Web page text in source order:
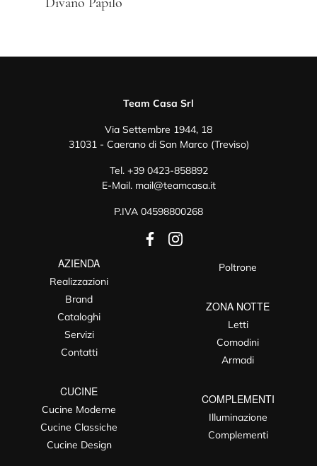
Team Casa Srl
Via Settembre 1944, 18
31031 - Caerano di San Marco (Treviso)
Tel. +39 0423-858892
E-Mail. mail@teamcasa.it
P.IVA 04598800268
AZIENDA
Realizzazioni
Brand
Cataloghi
Servizi
Contatti
CUCINE
Cucine Moderne
Cucine Classiche
Cucine Design
Poltrone
ZONA NOTTE
Letti
Comodini
Armadi
COMPLEMENTI
Illuminazione
Complementi